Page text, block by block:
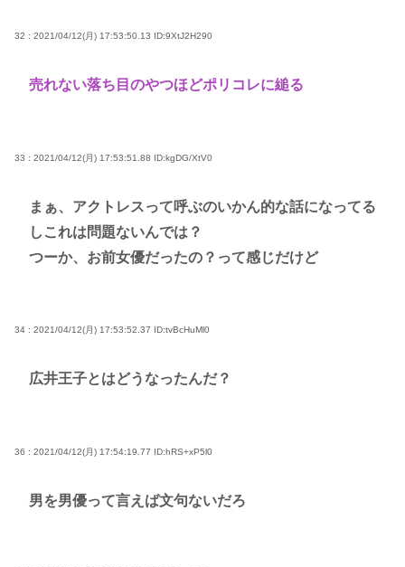
32 : 2021/04/12(月) 17:53:50.13 ID:9XtJ2H290
売れない落ち目のやつほどポリコレに縋る
33 : 2021/04/12(月) 17:53:51.88 ID:kgDG/XtV0
まぁ、アクトレスって呼ぶのいかん的な話になってる
しこれは問題ないんでは？
つーか、お前女優だったの？って感じだけど
34 : 2021/04/12(月) 17:53:52.37 ID:tvBcHuMl0
広井王子とはどうなったんだ？
36 : 2021/04/12(月) 17:54:19.77 ID:hRS+xP5l0
男を男優って言えば文句ないだろ